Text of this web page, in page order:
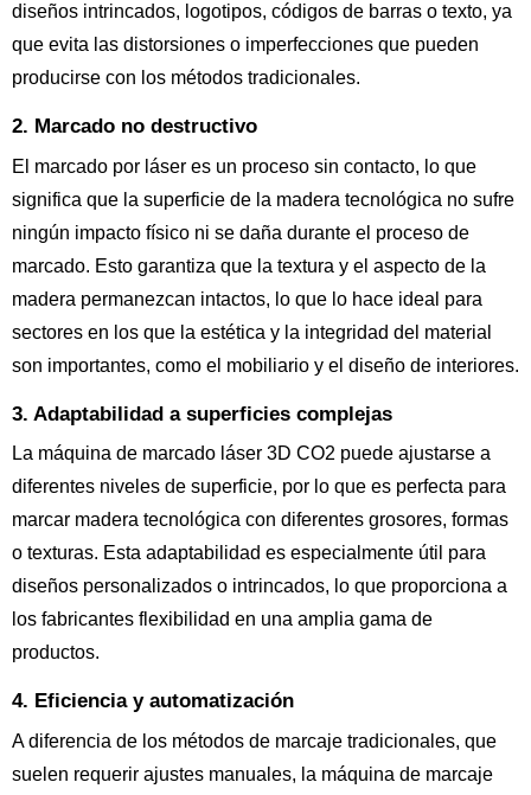
diseños intrincados, logotipos, códigos de barras o texto, ya
que evita las distorsiones o imperfecciones que pueden
producirse con los métodos tradicionales.
2. Marcado no destructivo
El marcado por láser es un proceso sin contacto, lo que
significa que la superficie de la madera tecnológica no sufre
ningún impacto físico ni se daña durante el proceso de
marcado. Esto garantiza que la textura y el aspecto de la
madera permanezcan intactos, lo que lo hace ideal para
sectores en los que la estética y la integridad del material
son importantes, como el mobiliario y el diseño de interiores.
3. Adaptabilidad a superficies complejas
La máquina de marcado láser 3D CO2 puede ajustarse a
diferentes niveles de superficie, por lo que es perfecta para
marcar madera tecnológica con diferentes grosores, formas
o texturas. Esta adaptabilidad es especialmente útil para
diseños personalizados o intrincados, lo que proporciona a
los fabricantes flexibilidad en una amplia gama de
productos.
4. Eficiencia y automatización
A diferencia de los métodos de marcaje tradicionales, que
suelen requerir ajustes manuales, la máquina de marcaje